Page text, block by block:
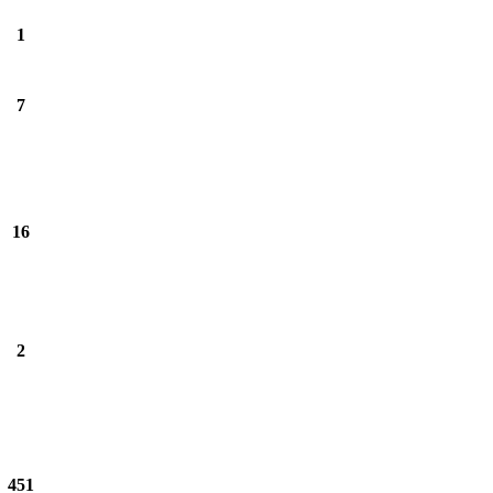
1
7
16
2
451